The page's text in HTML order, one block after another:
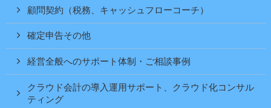
顧問契約（税務、キャッシュフローコーチ）
確定申告その他
経営全般へのサポート体制・ご相談事例
クラウド会計の導入運用サポート、クラウド化コンサル
ティング